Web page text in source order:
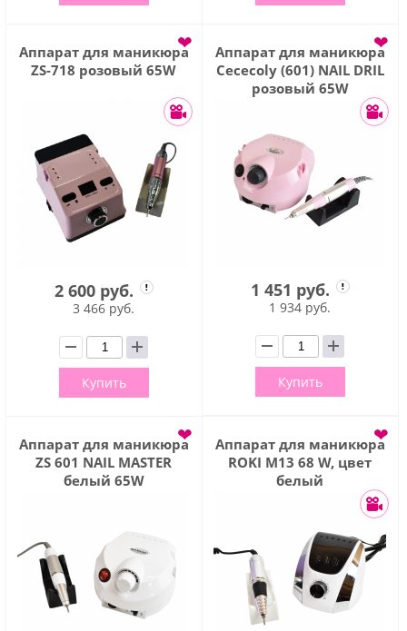
Аппарат для маникюра
ZS-718 розовый 65W
❤
2 600 руб.
3 466 руб.
Купить
Аппарат для маникюра
Cececoly (601) NAIL DRIL
розовый 65W
❤
1 451 руб.
1 934 руб.
Купить
Аппарат для маникюра
ZS 601 NAIL MASTER
белый 65W
❤
Аппарат для маникюра
ROKI M13 68 W, цвет
белый
❤